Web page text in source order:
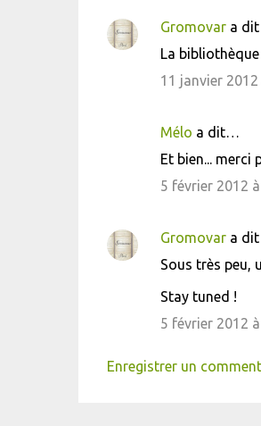
Gromovara
La
11 janvier 2012
Mélo a dit…
Et bien...
5 février 2012 à
Gromovara
Sous très peu,
Stay tuned !
5 février 2012
Enregistrer un